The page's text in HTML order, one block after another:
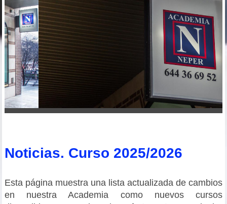
Noticias. Curso 2025/2026
Esta página muestra una lista actualizada de cambios
en nuestra Academia como nuevos cursos